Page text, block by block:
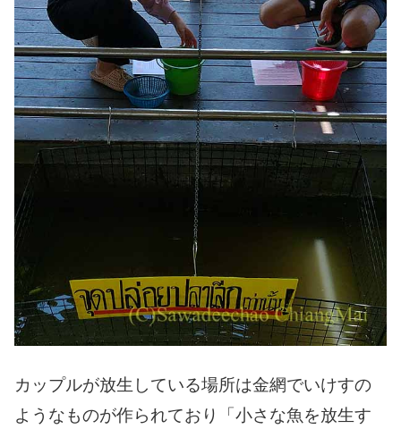
カップルが放生している場所は金網でいけすの
ようなものが作られており「小さな魚を放生す